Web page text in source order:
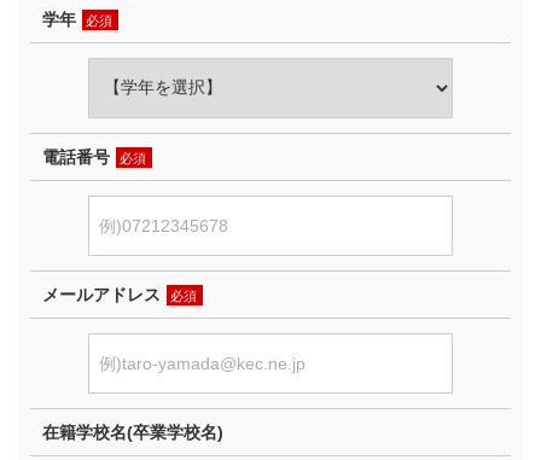
学年 必須
電話番号 必須
メールアドレス 必須
在籍学校名(卒業学校名)